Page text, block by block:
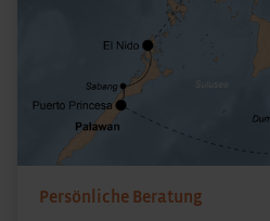
Persönliche Beratung